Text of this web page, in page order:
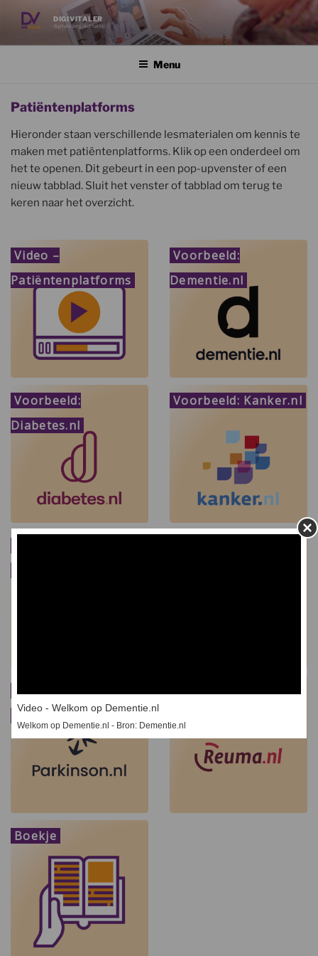
de
DIGIVITALER
digitale zorg dichterbij
Menu
Patiëntenplatforms
Hieronder staan verschillende lesmaterialen om kennis te
maken met patiëntenplatforms. Klik op een onderdeel om
het te openen. Dit gebeurt in een pop-upvenster of een
nieuw tabblad. Sluit het venster of tabblad om terug te
keren naar het overzicht.
Video –
Patiëntenplatforms
Voorbeeld:
Dementie.nl
Voorbeeld:
Diabetes.nl
Voorbeeld: Kanker.nl
Voorbeeld:
Parkinson.nl
Voorbeeld: Reuma.nl
Boekje
Video - Welkom op Dementie.nl
Welkom op Dementie.nl - Bron: Dementie.nl